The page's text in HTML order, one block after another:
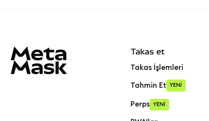
Takas et
Takas İşlemleri
Tahmin Et YENİ
Perps YENİ